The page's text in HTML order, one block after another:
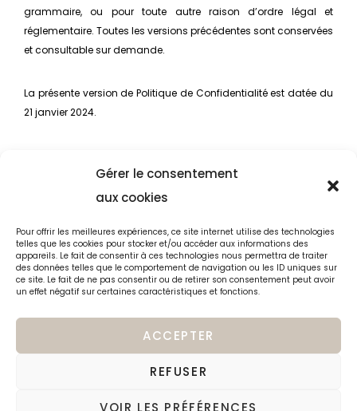
Gérer le consentement
aux cookies
Pour offrir les meilleures expériences, ce site internet utilise des technologies
telles que les cookies pour stocker et/ou accéder aux informations des
appareils. Le fait de consentir à ces technologies nous permettra de traiter
des données telles que le comportement de navigation ou les ID uniques sur
ce site. Le fait de ne pas consentir ou de retirer son consentement peut avoir
un effet négatif sur certaines caractéristiques et fonctions.
ACCEPTER
REFUSER
VOIR LES PRÉFÉRENCES
grammaire, ou pour toute autre raison d’ordre légal et
réglementaire. Toutes les versions précédentes sont conservées
et consultable sur demande.
La présente version de Politique de Confidentialité est datée du
21 janvier 2024.
EN NAVIGANT SUR CE SITE INTERNET, VOUS
ACCEPTEZ SANS RÉSERVE LES PRÉSENTES
MODALITÉS